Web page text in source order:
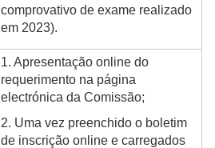
comprovativo de exame realizado
em 2023).
1. Apresentação online do
requerimento na página
electrónica da Comissão;
2. Uma vez preenchido o boletim
de inscrição online e carregados